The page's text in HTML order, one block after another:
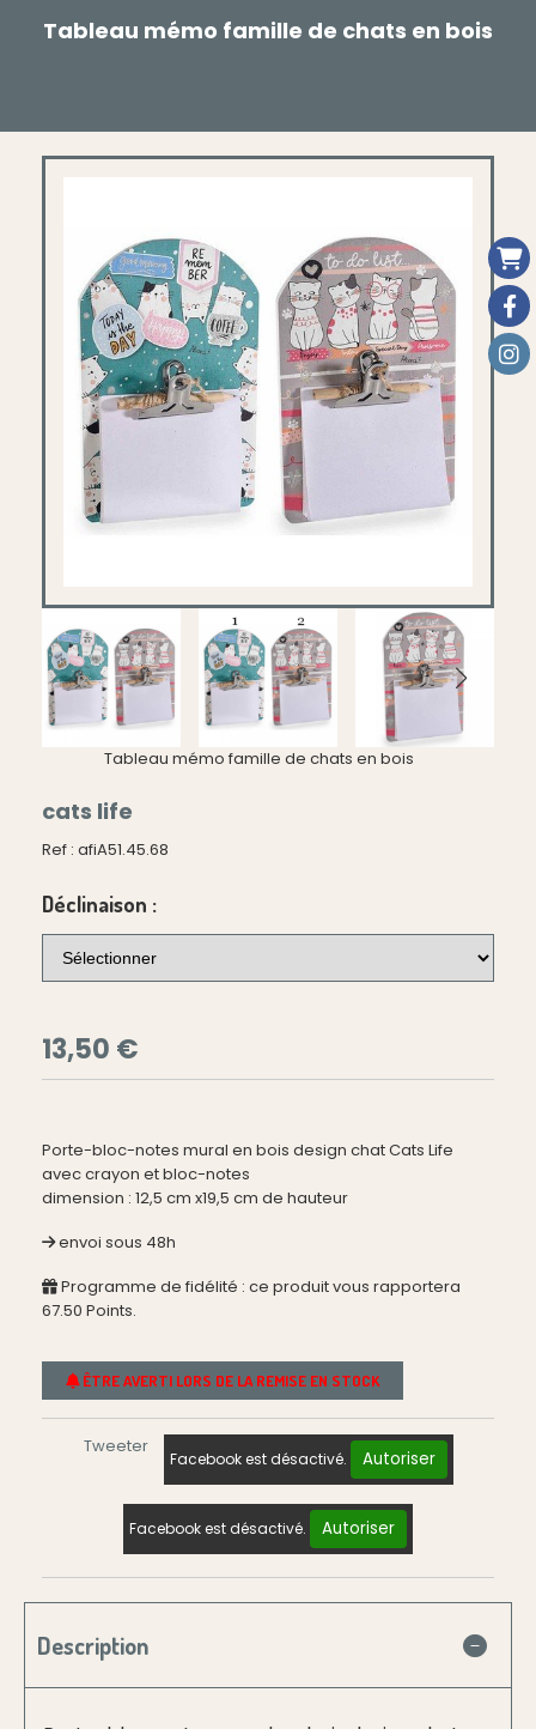
Tableau mémo famille de chats en bois
Tableau mémo famille de chats en bois
cats life
Ref : afiA51.45.68
Déclinaison :
13,50 €
Porte-bloc-notes mural en bois design chat Cats Life
avec crayon et bloc-notes
dimension : 12,5 cm x19,5 cm de hauteur
envoi sous 48h
Programme de fidélité : ce produit vous rapportera
67.50 Points.
ÊTRE AVERTI LORS DE LA REMISE EN STOCK
Tweeter
Facebook est désactivé. Autoriser
Facebook est désactivé. Autoriser
Description